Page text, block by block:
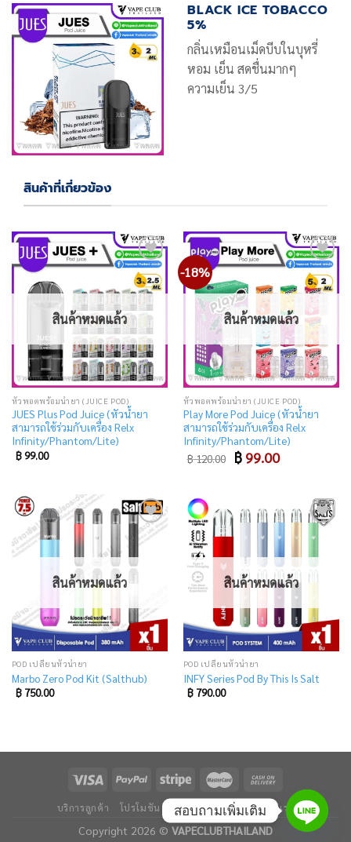
BLACK ICE TOBACCO
5%
กลิ่นเหมือนเม็ดบีบในบุหรี่
หอม เย็น สดชื่นมากๆ
ความเย็น 3/5
สินค้าที่เกี่ยวข้อง
Add
to
wishlist
สินค้าหมดแล้ว
หัวพอตพร้อมน้ำยา (JUICE POD)
JUES Plus Pod Juice (หัวน้ำยา
สามารถใช้ร่วมกับเครื่อง Relx
Infinity/Phantom/Lite)
฿99.00
-18%
Add
to
wishlist
สินค้าหมดแล้ว
หัวพอตพร้อมน้ำยา (JUICE POD)
Play More Pod Juice (หัวน้ำยา
สามารถใช้ร่วมกับเครื่อง Relx
Infinity/Phantom/Lite)
฿120.00 Original
price
฿ 99.00Current
price
Add
to
wishlist
สินค้าหมดแล้ว
POD เปลี่ยนหัวน้ำยา
Marbo Zero Pod Kit (Salthub)
฿750.00
wishlist
สินค้าหมดแล้ว
POD เปลี่ยนหัวน้ำยา
INFY Series Pod By This Is Salt
฿790.00
บริการลูกค้า โปรโมชัน ข่าวและบทความ ติดต่อเรา
Copyright 2026 © VAPECLUBTHAILAND
สอบถามเพิ่มเติม